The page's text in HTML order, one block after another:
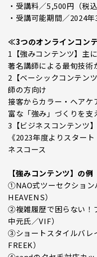
・受講料／5,500円（税
・受講可能期間／2024
≪3つのオンラインコン
1【強みコンテンツ】主
著名講師による最旬技術
2【ベーシックコンテン
師の方向け
接客からカラー・ヘアケ
富な「強み」づくりを支
3【ビジネスコンテンツ】
《2023年度よりスター
ネスコース
【強みコンテンツ】の例
①NAO式ツーセクション
HEAVENS）
②複雑履歴で困らない！
中元氏／VIF）
③ショートスタイルバレ
FREEK）